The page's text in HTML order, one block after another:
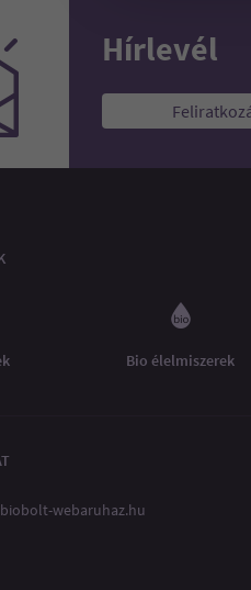
Hírlevél
Bio élelmiszerek
webaruhaz.hu